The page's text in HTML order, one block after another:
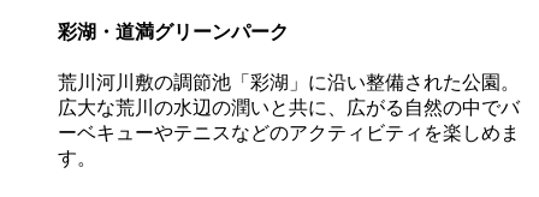
彩湖・道満グリーンパーク
荒川河川敷の調節池「彩湖」に沿い整備された公園。
広大な荒川の水辺の潤いと共に、広がる自然の中でバ
ーベキューやテニスなどのアクティビティを楽しめま
す。